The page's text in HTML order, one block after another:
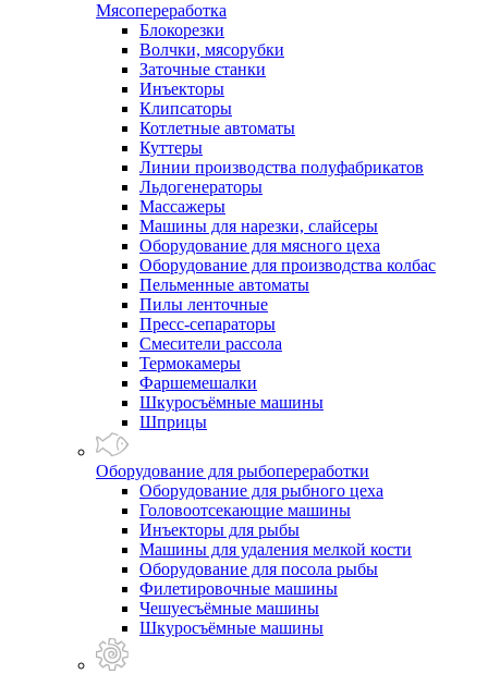
Мясопереработка
Блокорезки
Волчки, мясорубки
Заточные станки
Инъекторы
Клипсаторы
Котлетные автоматы
Куттеры
Линии производства полуфабрикатов
Льдогенераторы
Массажеры
Машины для нарезки, слайсеры
Оборудование для мясного цеха
Оборудование для производства колбас
Пельменные автоматы
Пилы ленточные
Пресс-сепараторы
Смесители рассола
Термокамеры
Фаршемешалки
Шкуросъёмные машины
Шприцы
Оборудование для рыбопереработки
Оборудование для рыбного цеха
Головоотсекающие машины
Инъекторы для рыбы
Машины для удаления мелкой кости
Оборудование для посола рыбы
Филетировочные машины
Чешуесъёмные машины
Шкуросъёмные машины